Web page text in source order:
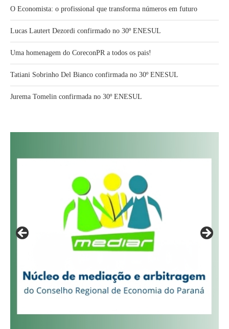
O Economista: o profissional que transforma números em futuro
Lucas Lautert Dezordi confirmado no 30º ENESUL
Uma homenagem do CoreconPR a todos os pais!
Tatiani Sobrinho Del Bianco confirmada no 30º ENESUL
Jurema Tomelin confirmada no 30º ENESUL